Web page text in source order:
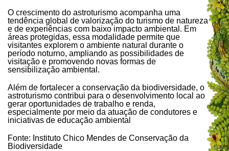
O crescimento do astroturismo acompanha uma
tendência global de valorização do turismo de natureza
e de experiências com baixo impacto ambiental. Em
áreas protegidas, essa modalidade permite que
visitantes explorem o ambiente natural durante o
período noturno, ampliando as possibilidades de
visitação e promovendo novas formas de
sensibilização ambiental.
Além de fortalecer a conservação da biodiversidade, o
astroturismo contribui para o desenvolvimento local ao
gerar oportunidades de trabalho e renda,
especialmente por meio da atuação de condutores e
iniciativas de educação ambiental
Fonte: Instituto Chico Mendes de Conservação da
Biodiversidade